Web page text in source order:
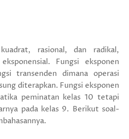
rasional, dan radikal,
Fungsi eksponen
transenden dimana operasi
diterapkan. Fungsi eksponen
peminatan kelas 10 tetapi
pada kelas 9. Berikut soal-